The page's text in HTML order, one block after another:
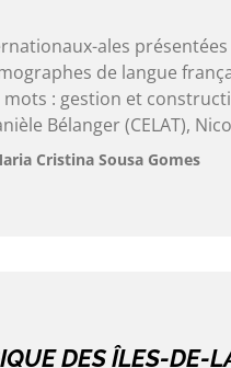
ales présentées
de langue
: gestion et
Bélanger (CELAT),
Cristina Sousa Gomes
DES ÎLES-DE-